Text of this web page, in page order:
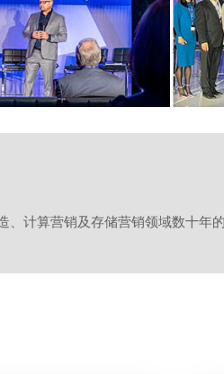
计算营销及存储营销领域数十年